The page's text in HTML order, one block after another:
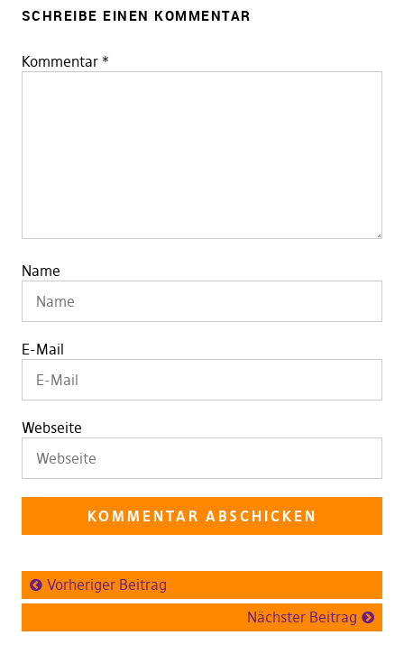
SCHREIBE EINEN KOMMENTAR
Kommentar *
Name
E-Mail
Webseite
Vorheriger Beitrag
Nächster Beitrag